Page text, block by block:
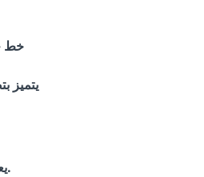
: يعتبر خيارًا جيدًا بسبب وضوحه وأناقته.